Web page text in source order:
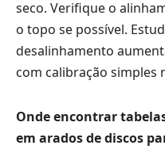
seco. Verifique o
o topo se possível.
desalinhamento
com calibração simples
Onde encontrar
em arados de discos